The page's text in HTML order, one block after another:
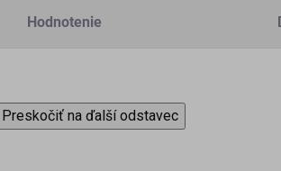
Hodnotenie
Preskočiť na ďalší odstavec